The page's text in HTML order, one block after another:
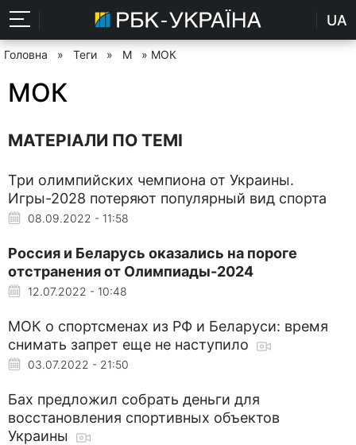
UA
Головна » Теги » М » МОК
МОК
МАТЕРІАЛИ ПО ТЕМІ
Три олимпийских чемпиона от Украины.
Игры-2028 потеряют популярный вид спорта
08.09.2022 - 11:58
Россия и Беларусь оказались на пороге
отстранения от Олимпиады-2024
12.07.2022 - 10:48
МОК о спортсменах из РФ и Беларуси: время
снимать запрет еще не наступило
03.07.2022 - 21:50
Бах предложил собрать деньги для
восстановления спортивных объектов
Украины